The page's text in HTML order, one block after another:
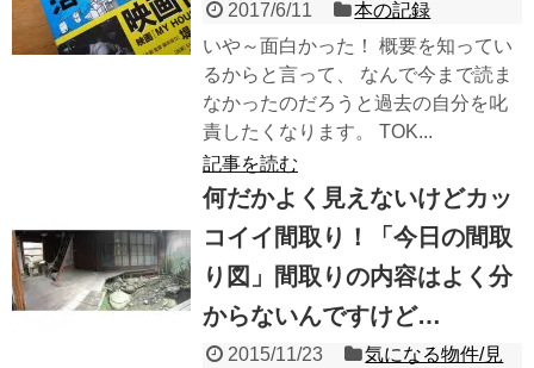
2017/6/11
本の記録
いや～面白かった！ 概要を知ってい
るからと言って、 なんで今まで読ま
なかったのだろうと過去の自分を叱
責したくなります。 TOK...
記事を読む
何だかよく見えないけどカッ
コイイ間取り！「今日の間取
り図」間取りの内容はよく分
からないんですけど…
2015/11/23
気になる物件/見